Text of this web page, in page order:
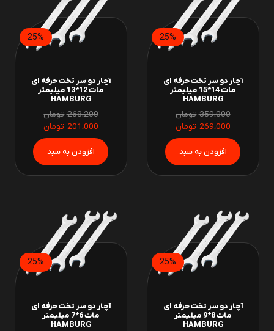
25%
آچار دو سر تخت حرفه ای
مات 14*15 میلیمتر
HAMBURG
359،000 تومان
269،000 تومان
25%
آچار دو سر تخت حرفه ای
مات 12*13 میلیمتر
HAMBURG
268،200 تومان
201،000 تومان
25%
آچار دو سر تخت حرفه ای
مات 8*9 میلیمتر
HAMBURG
25%
آچار دو سر تخت حرفه ای
مات 6*7 میلیمتر
HAMBURG